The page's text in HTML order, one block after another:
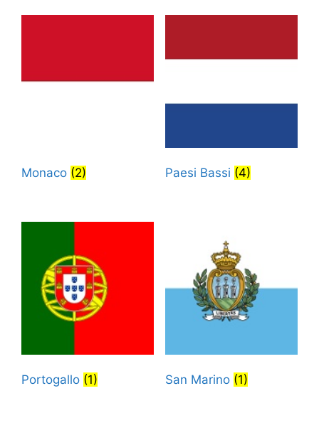
Monaco (2) Paesi Bassi (4)
Portogallo (1) San Marino (1)